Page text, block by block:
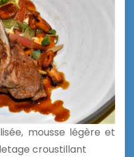
mousse légère et
croustillant